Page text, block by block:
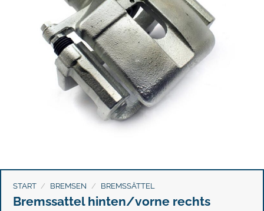
START / BREMSEN / BREMSSÄTTEL
Bremssattel hinten/vorne rechts